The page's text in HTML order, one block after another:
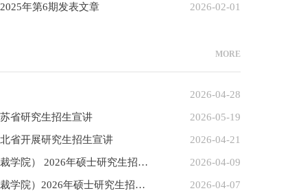
年第6期发表文章 2026-02-01
MORE
2026-04-28
省研究生招生宣讲 2026-05-19
省开展研究生招生宣讲 2026-04-21
上海政法学院国际法学院（国际仲裁学院） 2026年硕士研究生招生复试（调剂）公告 2026-04-09
上海政法学院国际法学院（国际仲裁学院）2026年硕士研究生招生复试（调剂）公告 2026-04-07